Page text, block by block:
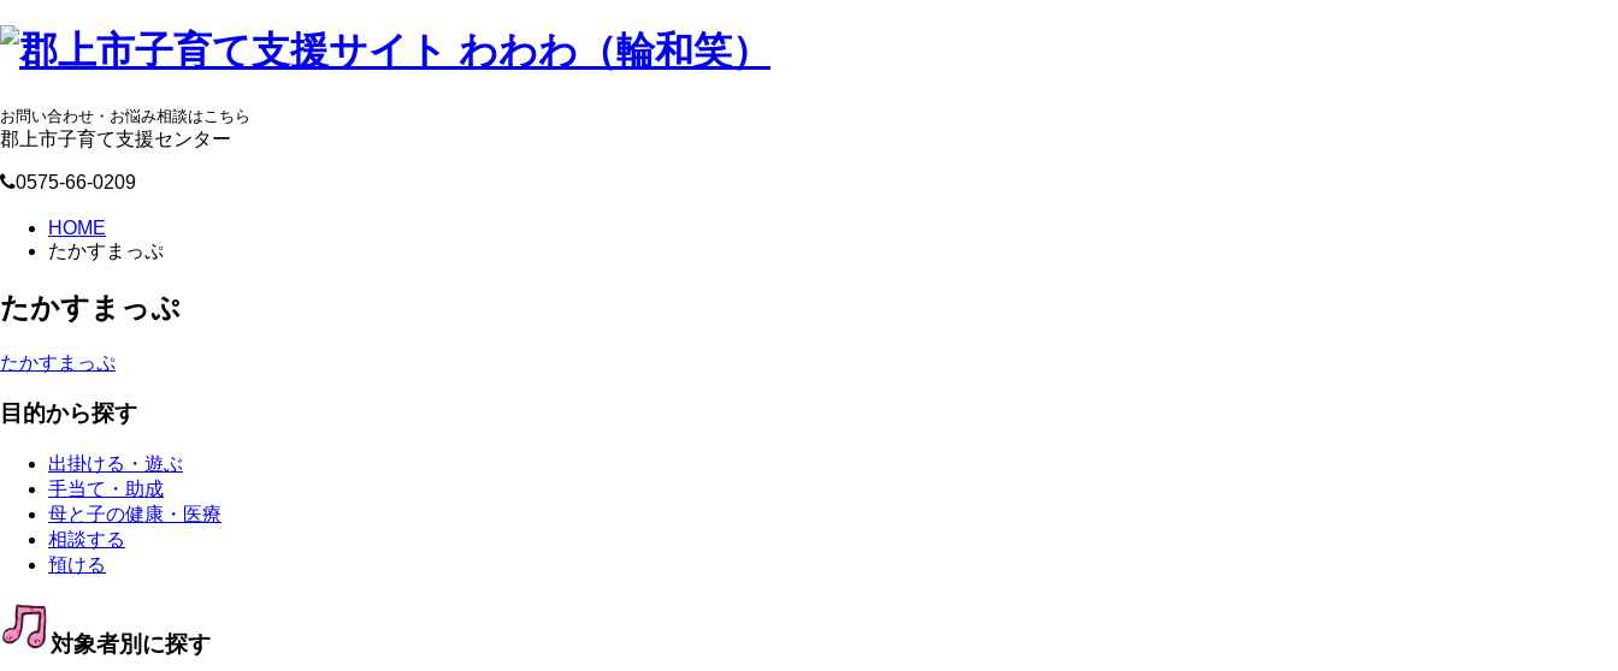
お問い合わせ・お悩み相談はこちら
郡上市子育て支援センター
0575-66-0209
HOME
たかすまっぷ
たかすまっぷ
たかすまっぷ
目的から探す
出掛ける・遊ぶ
手当て・助成
母と子の健康・医療
相談する
預ける
対象者別に探す